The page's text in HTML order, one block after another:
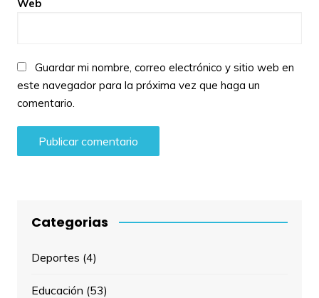
Web
Guardar mi nombre, correo electrónico y sitio web en
este navegador para la próxima vez que haga un
comentario.
Categorias
Deportes (4)
Educación (53)